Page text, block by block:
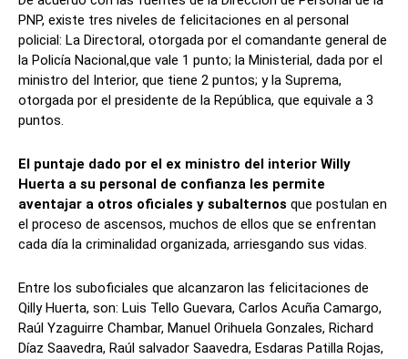
PNP, existe tres niveles de felicitaciones en al personal
policial: La Directoral, otorgada por el comandante general de
la Policía Nacional,que vale 1 punto; la Ministerial, dada por el
ministro del Interior, que tiene 2 puntos; y la Suprema,
otorgada por el presidente de la República, que equivale a 3
puntos.
El puntaje dado por el ex ministro del interior Willy
Huerta a su personal de confianza les permite
aventajar a otros oficiales y subalternos que postulan en
el proceso de ascensos, muchos de ellos que se enfrentan
cada día la criminalidad organizada, arriesgando sus vidas.
Entre los suboficiales que alcanzaron las felicitaciones de
Qilly Huerta, son: Luis Tello Guevara, Carlos Acuña Camargo,
Raúl Yzaguirre Chambar, Manuel Orihuela Gonzales, Richard
Díaz Saavedra, Raúl salvador Saavedra, Esdaras Patilla Rojas,